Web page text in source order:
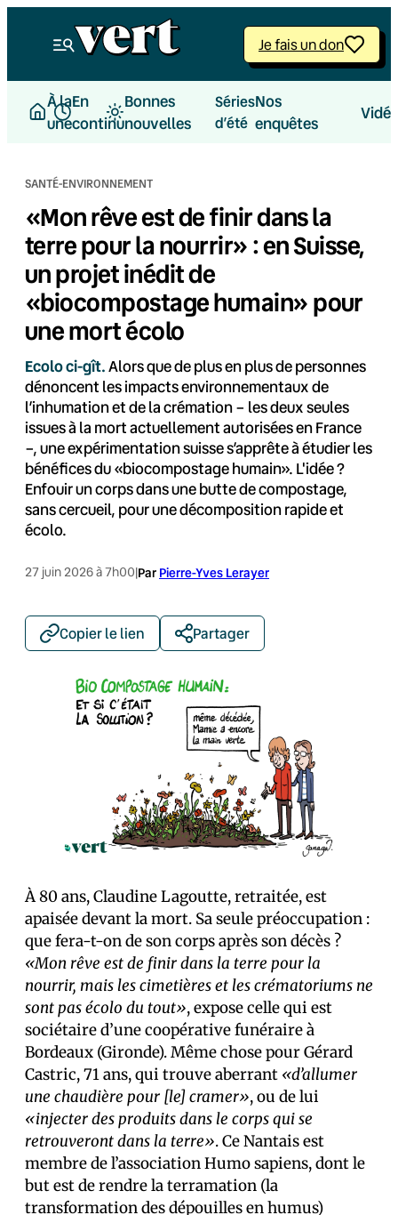
Je fais un don
À la
une
En
continu
Bonnes
nouvelles
Séries
d’été
Nos
enquêtes
SANTÉ-ENVIRONNEMENT
«Mon rêve est de finir dans la
terre pour la nourrir» : en Suisse,
un projet inédit de
«biocompostage humain» pour
une mort écolo
Ecolo ci-gît.Alors que de plus en plus de personnes
dénoncent les impacts environnementaux de
l’inhumation et de la crémation – les deux seules
issues à la mort actuellement autorisées en France
–, une expérimentation suisse s’apprête à étudier les
bénéfices du «biocompostage humain». L'idée ?
Enfouir un corps dans une butte de compostage,
sans cercueil, pour une décomposition rapide et
écolo.
27 juin 2026 à 7h00|Par Pierre-Yves Lerayer
Copier le lien Partager
À 80 ans, Claudine Lagoutte, retraitée, est
apaisée devant la mort. Sa seule préoccupation :
que fera-t-on de son corps après son décès ?
«Mon rêve est de finir dans la terre pour la
nourrir, mais les cimetières et les crématoriums ne
sont pas écolo du tout», expose celle qui est
sociétaire d’une coopérative funéraire à
Bordeaux (Gironde). Même chose pour Gérard
Castric, 71 ans, qui trouve aberrant «d’allumer
une chaudière pour [le] cramer», ou de lui
«injecter des produits dans le corps qui se
retrouveront dans la terre». Ce Nantais est
membre de l’association Humo sapiens, dont le
but est de rendre la terramation (la
transformation des dépouilles en humus)